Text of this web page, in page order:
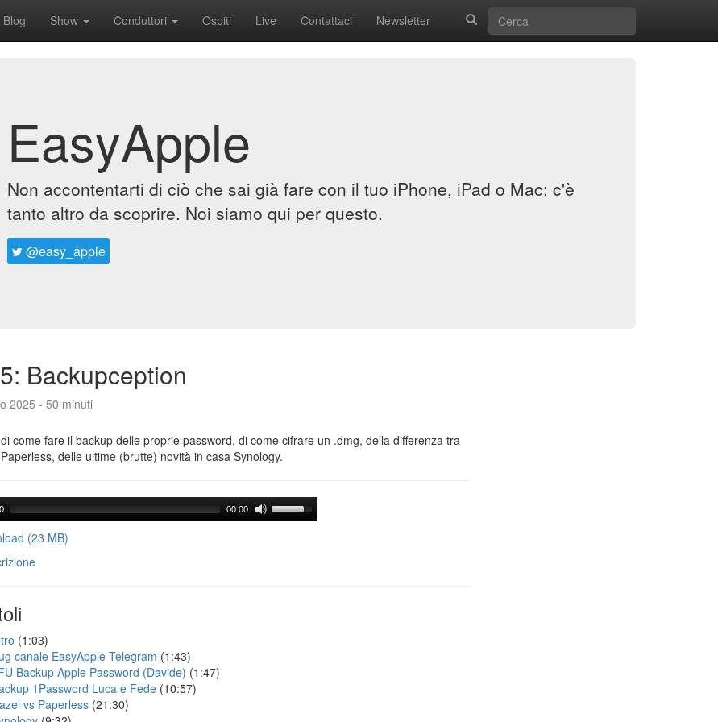
Blog Show Conduttori Ospiti Live Contattaci Newsletter
EasyApple
Non accontentarti di ciò che sai già fare con il tuo iPhone, iPad o Mac: c'è
tanto altro da scoprire. Noi siamo qui per questo.
@easy_apple
Backupception
2025 - 50 minuti
come fare il backup delle proprie password, di come cifrare un .dmg, della differenza tra
delle ultime (brutte) novità in casa Synology.
00:00
(23 MB)
(1:03)
canale EasyApple Telegram (1:43)
Backup Apple Password (Davide) (1:47)
1Password Luca e Fede (10:57)
vs Paperless (21:30)